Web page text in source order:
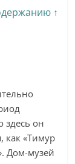
↑
здесь он
как «Тимур
Дом-музей